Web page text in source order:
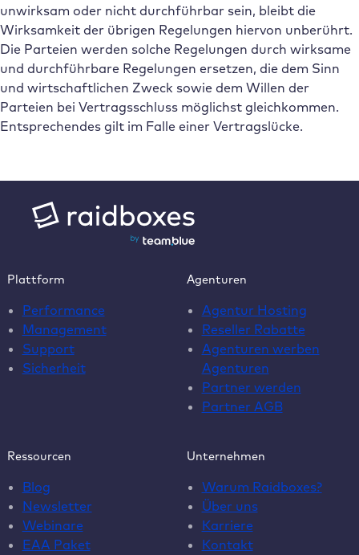
unwirksam oder nicht durchführbar sein, bleibt die
Wirksamkeit der übrigen Regelungen hiervon unberührt.
Die Parteien werden solche Regelungen durch wirksame
und durchführbare Regelungen ersetzen, die dem Sinn
und wirtschaftlichen Zweck sowie dem Willen der
Parteien bei Vertragsschluss möglichst gleichkommen.
Entsprechendes gilt im Falle einer Vertragslücke.
Plattform
Performance
Management
Support
Sicherheit
Agenturen
Agentur Hosting
Reseller Rabatte
Agenturen werben
Agenturen
Partner werden
Partner AGB
Ressourcen
Blog
Newsletter
Webinare
EAA Paket
Unternehmen
Warum Raidboxes?
Über uns
Karriere
Kontakt